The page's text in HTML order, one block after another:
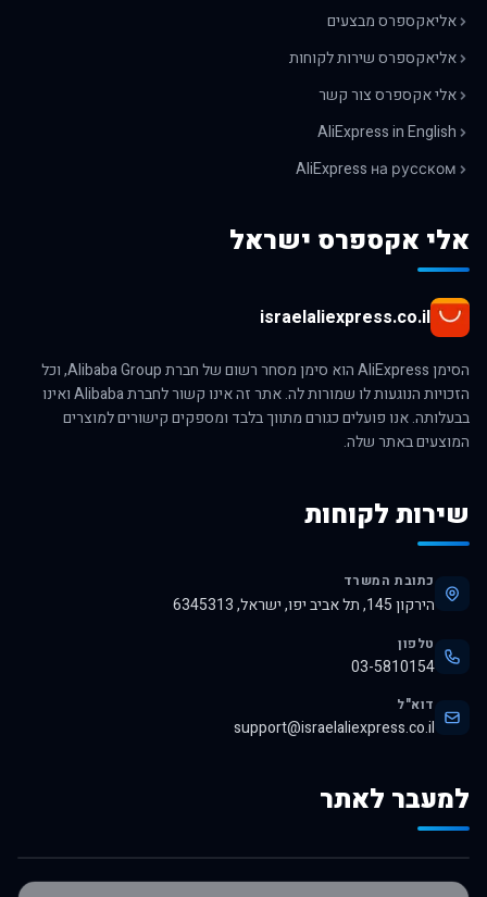
אליאקספרס מבצעים
אליאקספרס שירות לקוחות
אלי אקספרס צור קשר
AliExpress in English
AliExpress на русском
אלי אקספרס ישראל
israelaliexpress.co.il
הסימן AliExpress הוא סימן מסחר רשום של חברת Alibaba Group, וכל
הזכויות הנוגעות לו שמורות לה. אתר זה אינו קשור לחברת Alibaba ואינו
בבעלותה. אנו פועלים כגורם מתווך בלבד ומספקים קישורים למוצרים
המוצעים באתר שלה.
שירות לקוחות
כתובת המשרד
הירקון 145, תל אביב יפו, ישראל, 6345313
טלפון
03-5810154
דוא"ל
support@israelaliexpress.co.il
למעבר לאתר
לרכישה באלי אקספרס